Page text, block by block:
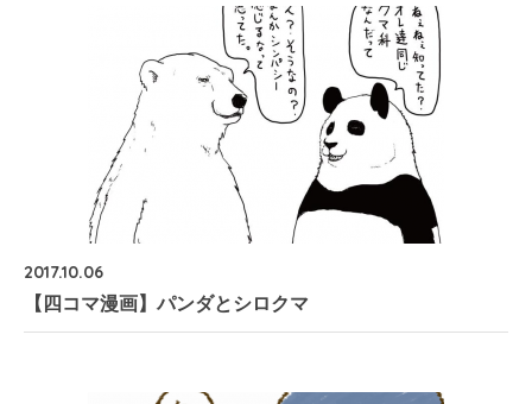
2017.10.06
【四コマ漫画】パンダとシロクマ